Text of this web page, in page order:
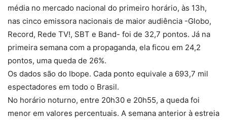
média no mercado nacional do primeiro horário, às 13h,
nas cinco emissora nacionais de maior audiência -Globo,
Record, Rede TV!, SBT e Band- foi de 32,7 pontos. Já na
primeira semana com a propaganda, ela ficou em 24,2
pontos, uma queda de 26%.
Os dados são do Ibope. Cada ponto equivale a 693,7 mil
espectadores em todo o Brasil.
No horário noturno, entre 20h30 e 20h55, a queda foi
menor em valores percentuais. A semana anterior à estreia